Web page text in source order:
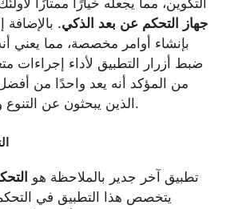
التكوين، مما يجعله خيارًا ممتازًا
جهاز التحكم عن بعد الذكي.
ضبط أزرار التطبيق لأداء إجراءات
من المؤكد أنه يعد واحدًا من أفضل
الذين يبحثون عن التنوع وسهولة الاستخدام.
تطبيق آخر جدير بالملاحظة هو
يتخصص هذا التطبيق في التحكم